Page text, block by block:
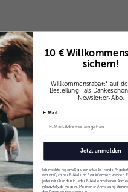
QUALITÄT für ein
oder Deserts
mit zarter Schärfe, leicht
Minze
10 €
sichern!
Willkommensrabatt* auf
Bestellung- als
Newsletter-Abo.
E-Mail
Jetzt anmelden
Ich möchte regelmäßig über aktuelle Trends,
von vitafy.ch per E-Mail und Post informiert werden.
jederzeit über den in jeder E-Mail enthaltenen
info@vitafy.de möglich. Mit meiner Anmeldung